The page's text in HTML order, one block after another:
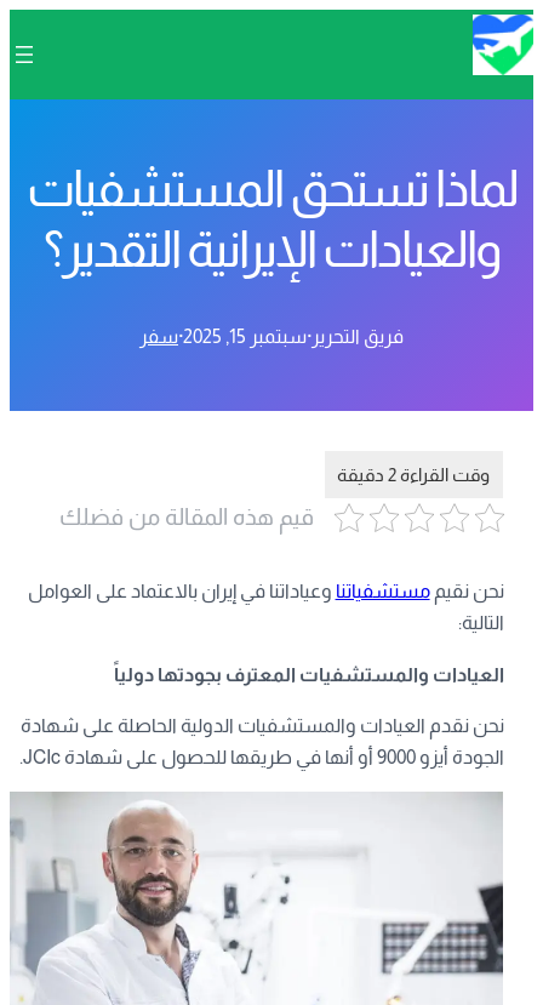
لماذا تستحق المستشفيات
والعيادات الإيرانية التقدير؟
فريق التحرير ·سبتمبر 15, 2025 ·سفر
قيم هذه المقالة من فضلك
نحن نقيممستشفياتنا وعياداتنا في إيران بالاعتماد على العوامل
التالية:
العيادات والمستشفيات المعترف بجودتها دولياً
نحن نقدم العيادات والمستشفيات الدولية الحاصلة على شهادة
الجودة أيزو 9000 أو أنها في طريقها للحصول على شهادة JCIc.